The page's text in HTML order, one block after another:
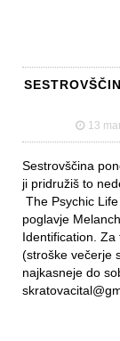
13
Sestrovščina
ji pridružiš to
The Psychic
poglavje
Identification.
(stroške večerje
najkasneje do